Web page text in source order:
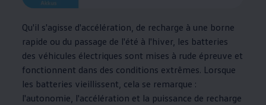
Qu'il s'agisse d'accélération, de recharge à une borne
rapide ou du passage de l'été à l'hiver, les batteries
des véhicules électriques sont mises à rude épreuve et
fonctionnent dans des conditions extrêmes. Lorsque
les batteries vieillissent, cela se remarque :
l'autonomie, l'accélération et la puissance de recharge